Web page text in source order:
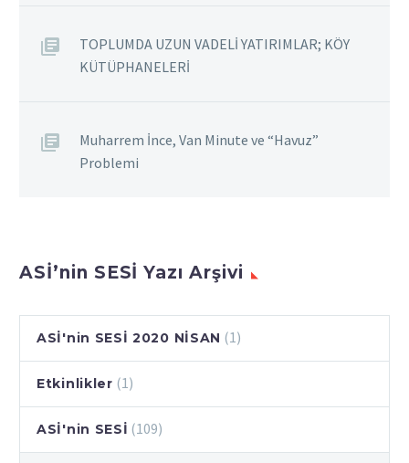
TOPLUMDA UZUN VADELİ YATIRIMLAR; KÖY
KÜTÜPHANELERİ
Muharrem İnce, Van Minute ve “Havuz”
Problemi
ASİ’nin SESİ Yazı Arşivi
ASİ'nin SESİ 2020 NİSAN (1)
Etkinlikler (1)
ASİ'nin SESİ (109)